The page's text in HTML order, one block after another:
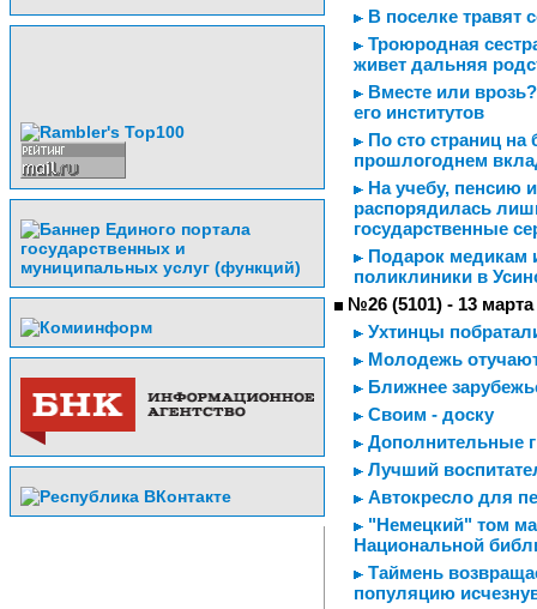
В поселке травят
Троюродная
живет дальняя
Вместе или
его институтов
По сто страниц
прошлогоднем
На учебу, пенсию
распорядилась
государственные
Подарок медикам
поликлиники в
№26 (5101) - 13 марта
Ухтинцы
Молодежь
Ближнее
Своим - доску
Дополнительные
Лучший
Автокресло для
"Немецкий" том
Национальной
Таймень
популяцию